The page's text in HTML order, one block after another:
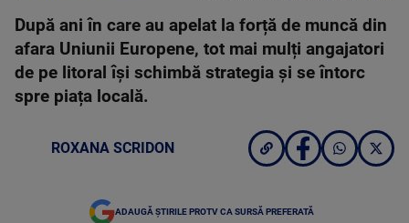
După ani în care au apelat la forță de muncă din
afara Uniunii Europene, tot mai mulți angajatori
de pe litoral își schimbă strategia și se întorc
spre piața locală.
ROXANA SCRIDON
ADAUGĂ ȘTIRILE PROTV CA SURSĂ PREFERATĂ